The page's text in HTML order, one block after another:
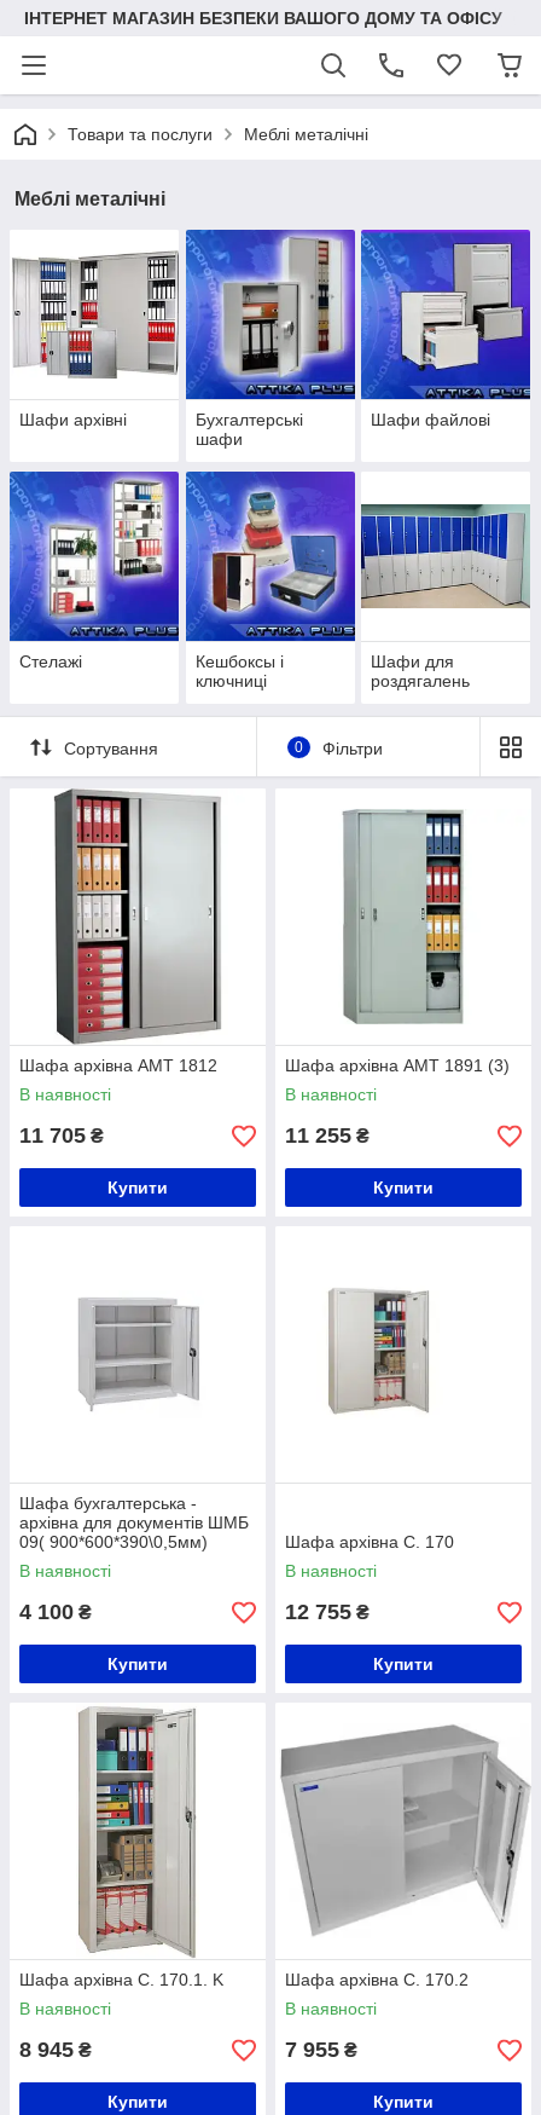
ІНТЕРНЕТ МАГАЗИН БЕЗПЕКИ ВАШОГО ДОМУ ТА ОФІСУ
Товари та послуги Меблі металічні
Меблі металічні
Шафи архівні
Бухгалтерські
шафи
Шафи файлові
Стелажі
Кешбоксы і
ключниці
Шафи для
роздягалень
Сортування 0 Фільтри
Шафа архівна АМТ 1812
В наявності
11 705 ₴
Купити
Шафа архівна АМТ 1891 (3)
В наявності
11 255 ₴
Купити
Шафа бухгалтерська -
архівна для документів ШМБ
09( 900*600*390\0,5мм)
В наявності
4 100 ₴
Купити
Шафа архівна С. 170
В наявності
12 755 ₴
Купити
Шафа архівна С. 170.1. K
В наявності
8 945 ₴
Купити
Шафа архівна С. 170.2
В наявності
7 955 ₴
Купити